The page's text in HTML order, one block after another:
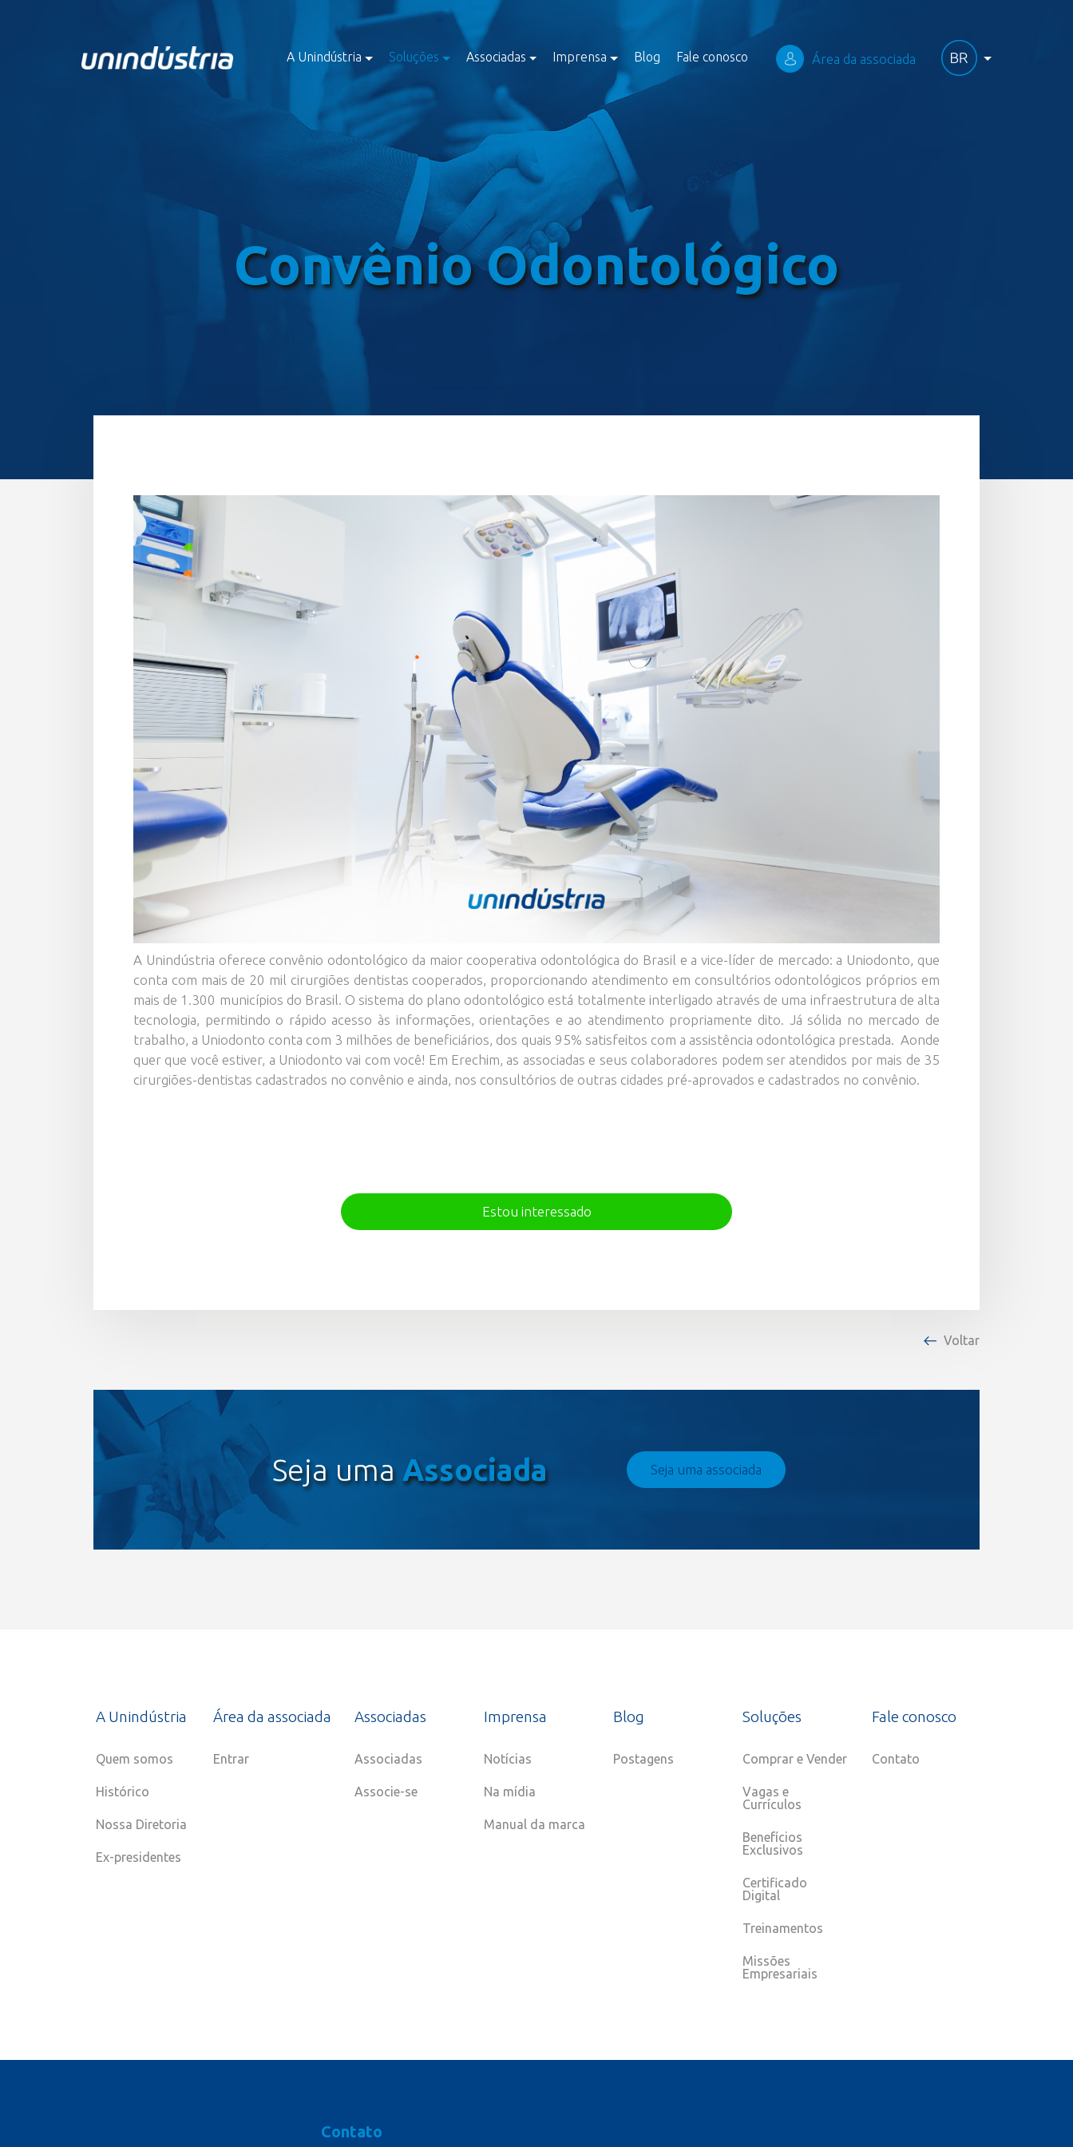
A Unindústria Soluções Associadas Imprensa Blog Fale conosco Área da associada
Convênio Odontológico
A Unindústria oferece convênio odontológico da maior cooperativa odontológica do Brasil e a vice-líder de mercado: a Uniodonto, que
conta com mais de 20 mil cirurgiões dentistas cooperados, proporcionando atendimento em consultórios odontológicos próprios em
mais de 1.300 municípios do Brasil. O sistema do plano odontológico está totalmente interligado através de uma infraestrutura de alta
tecnologia, permitindo o rápido acesso às informações, orientações e ao atendimento propriamente dito. Já sólida no mercado de
trabalho, a Uniodonto conta com 3 milhões de beneficiários, dos quais 95% satisfeitos com a assistência odontológica prestada. Aonde
quer que você estiver, a Uniodonto vai com você! Em Erechim, as associadas e seus colaboradores podem ser atendidos por mais de 35
cirurgiões-dentistas cadastrados no convênio e ainda, nos consultórios de outras cidades pré-aprovados e cadastrados no convênio.
Estou interessado
Voltar
Seja uma Associada Seja uma associada
A Unindústria
Quem somos
Histórico
Nossa Diretoria
Ex-presidentes
Área da associada
Entrar
Associadas
Associadas
Associe-se
Imprensa
Notícias
Na mídia
Manual da marca
Blog
Postagens
Soluções
Comprar e Vender
Vagas e
Currículos
Benefícios
Exclusivos
Certificado
Digital
Treinamentos
Missões
Empresariais
Fale conosco
Contato
Contato